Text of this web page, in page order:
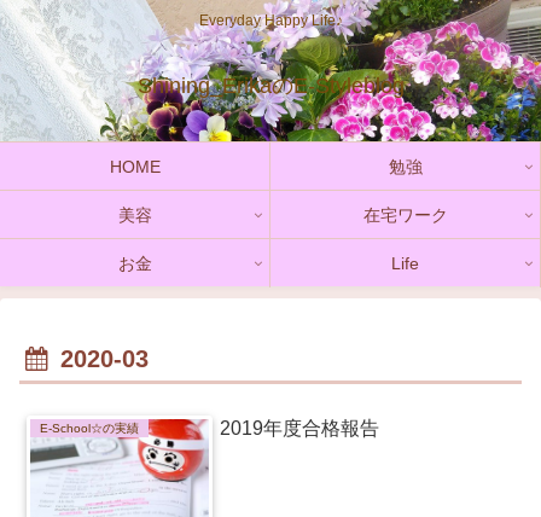
Everyday Happy Life♪
Shining_ErikaのE-Styleblog
HOME 勉強
美容 在宅ワーク
お金 Life
2020-03
E-School☆の実績 2019年度合格報告